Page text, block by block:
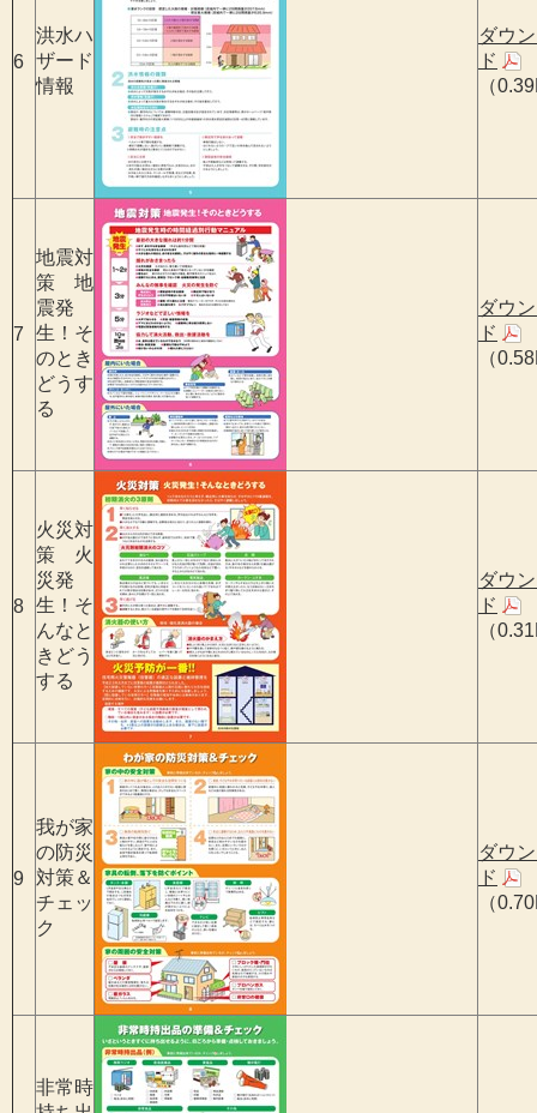
6
洪水ハ
ザード
情報
ダウ
ド
（
7
地震対
策 地
震発
生！そ
のとき
どうす
る
ダウ
ド
（
8
火災対
策 火
災発
生！そ
んなと
きどう
する
ダウ
ド
（
9
我が家
の防災
対策＆
チェッ
ク
ダウ
ド
（
非常時